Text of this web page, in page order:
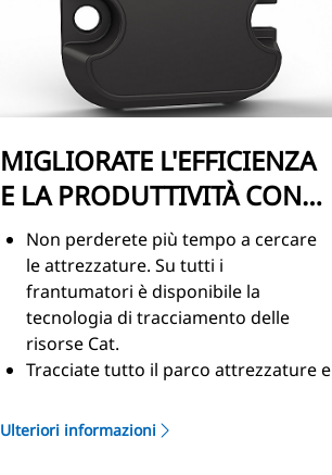
della produttività.
MIGLIORATE L'EFFICIENZA
E LA PRODUTTIVITÀ CON
TECNOLOGIE INTEGRATE
Non perderete più tempo a cercare
le attrezzature. Su tutti i
frantumatori è disponibile la
tecnologia di tracciamento delle
risorse Cat.
Tracciate tutto il parco attrezzature e
frantumatori con tecnologia di
Ulteriori informazioni